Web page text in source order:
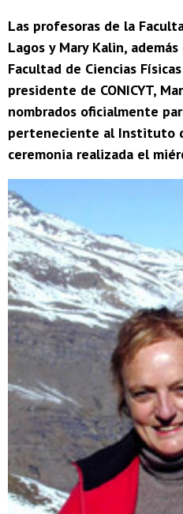
Las profesoras de la
Lagos y Mary Kalin,
Facultad de Ciencias
presidente de CONICYT,
nombrados oficialmente
perteneciente al Instituto
ceremonia realizada el